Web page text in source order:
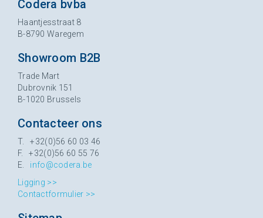
Codera bvba
Haantjesstraat 8
B-8790 Waregem
Showroom B2B
Trade Mart
Dubrovnik 151
B-1020 Brussels
Contacteer ons
T. +32(0)56 60 03 46
F. +32(0)56 60 55 76
E. info@codera.be
Ligging >>
Contactformulier >>